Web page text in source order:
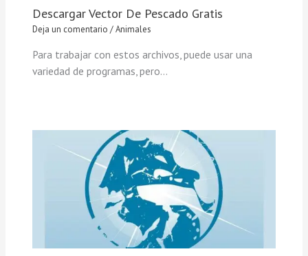
Descargar Vector De Pescado Gratis
Deja un comentario /Animales
Para trabajar con estos archivos, puede usar una
variedad de programas, pero…